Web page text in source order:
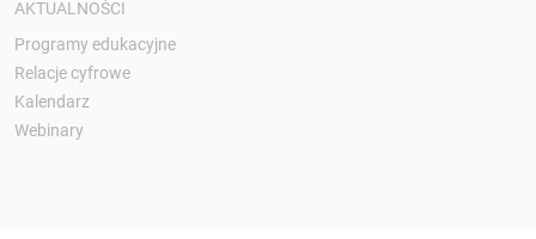
AKTUALNOŚCI
Programy edukacyjne
Relacje cyfrowe
Kalendarz
Webinary